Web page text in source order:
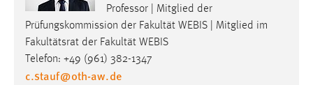
Professor | Mitglied der
Prüfungskommission der Fakultät WEBIS | Mitglied im
Fakultätsrat der Fakultät WEBIS
Telefon: +49 (961) 382-1347
c.stauf@oth-aw.de